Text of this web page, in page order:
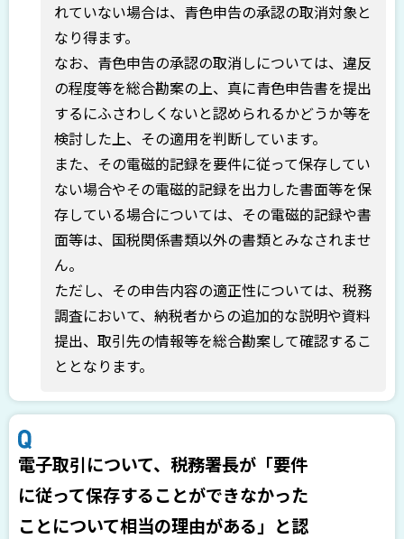
れていない場合は、青色申告の承認の取消対象と
なり得ます。
なお、青色申告の承認の取消しについては、違反
の程度等を総合勘案の上、真に青色申告書を提出
するにふさわしくないと認められるかどうか等を
検討した上、その適用を判断しています。
また、その電磁的記録を要件に従って保存してい
ない場合やその電磁的記録を出力した書面等を保
存している場合については、その電磁的記録や書
面等は、国税関係書類以外の書類とみなされませ
ん。
ただし、その申告内容の適正性については、税務
調査において、納税者からの追加的な説明や資料
提出、取引先の情報等を総合勘案して確認するこ
ととなります。
電子取引について、税務署長が「要件
に従って保存することができなかった
ことについて相当の理由がある」と認